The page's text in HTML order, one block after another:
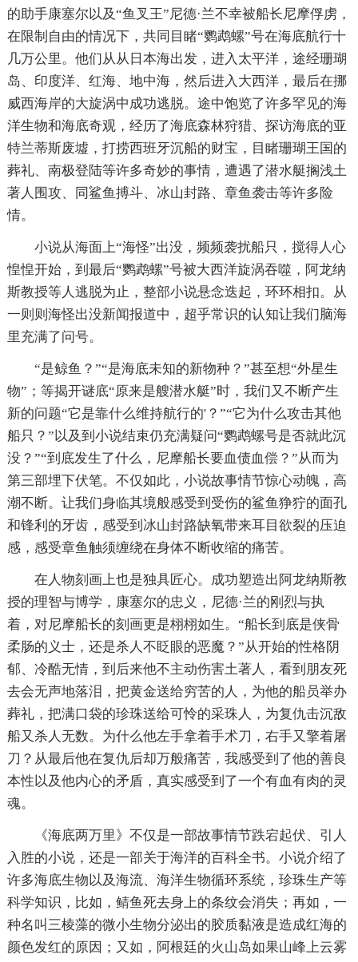
的助手康塞尔以及“鱼叉王”尼德·兰不幸被船长尼摩俘虏，
在限制自由的情况下，共同目睹“鹦鹉螺”号在海底航行十
几万公里。他们从从日本海出发，进入太平洋，途经珊瑚
岛、印度洋、红海、地中海，然后进入大西洋，最后在挪
威西海岸的大旋涡中成功逃脱。途中饱览了许多罕见的海
洋生物和海底奇观，经历了海底森林狩猎、探访海底的亚
特兰蒂斯废墟，打捞西班牙沉船的财宝，目睹珊瑚王国的
葬礼、南极登陆等许多奇妙的事情，遭遇了潜水艇搁浅土
著人围攻、同鲨鱼搏斗、冰山封路、章鱼袭击等许多险
情。
小说从海面上“海怪”出没，频频袭扰船只，搅得人心
惶惶开始，到最后“鹦鹉螺”号被大西洋旋涡吞噬，阿龙纳
斯教授等人逃脱为止，整部小说悬念迭起，环环相扣。从
一则则海怪出没新闻报道中，超乎常识的认知让我们脑海
里充满了问号。
“是鲸鱼？”“是海底未知的新物种？”甚至想“外星生
物”；等揭开谜底“原来是艘潜水艇”时，我们又不断产生
新的问题“它是靠什么维持航行的'？”“它为什么攻击其他
船只？”以及到小说结束仍充满疑问“鹦鹉螺号是否就此沉
没？”“到底发生了什么，尼摩船长要血债血偿？”从而为
第三部埋下伏笔。不仅如此，小说故事情节惊心动魄，高
潮不断。让我们身临其境般感受到受伤的鲨鱼狰狞的面孔
和锋利的牙齿，感受到冰山封路缺氧带来耳目欲裂的压迫
感，感受章鱼触须缠绕在身体不断收缩的痛苦。
在人物刻画上也是独具匠心。成功塑造出阿龙纳斯教
授的理智与博学，康塞尔的忠义，尼德·兰的刚烈与执
着，对尼摩船长的刻画更是栩栩如生。“船长到底是侠骨
柔肠的义士，还是杀人不眨眼的恶魔？”从开始的性格阴
郁、冷酷无情，到后来他不主动伤害土著人，看到朋友死
去会无声地落泪，把黄金送给穷苦的人，为他的船员举办
葬礼，把满口袋的珍珠送给可怜的采珠人，为复仇击沉敌
船又杀人无数。为什么他左手拿着手术刀，右手又擎着屠
刀？从最后他在复仇后却万般痛苦，我感受到了他的善良
本性以及他内心的矛盾，真实感受到了一个有血有肉的灵
魂。
《海底两万里》不仅是一部故事情节跌宕起伏、引人
入胜的小说，还是一部关于海洋的百科全书。小说介绍了
许多海底生物以及海流、海洋生物循环系统，珍珠生产等
科学知识，比如，鲭鱼死去身上的条纹会消失；再如，一
种名叫三棱藻的微小生物分泌出的胶质黏液是造成红海的
颜色发红的原因；又如，阿根廷的火山岛如果山峰上云雾